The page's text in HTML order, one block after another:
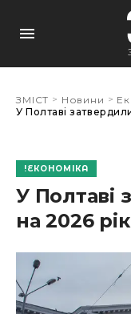
ЗМІСТ > Новини >
У Полтаві
ЕКОНОМІКА
У Полтаві
на 2026 рік